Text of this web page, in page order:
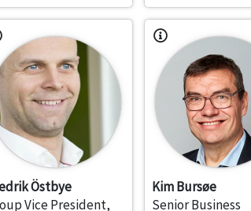
Östbye
Vice President,
Kim Bursøe
Senior Business